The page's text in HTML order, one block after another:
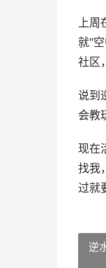
上周
就"
社区
说到
会教
现在
找我
过就
逆